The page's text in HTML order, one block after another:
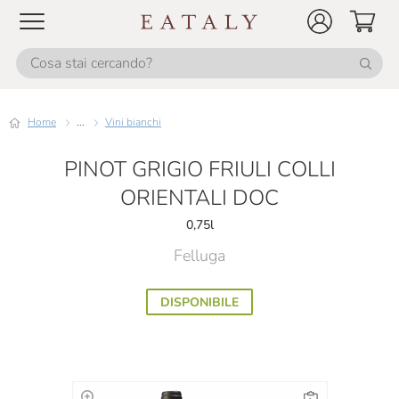
Home ... Vini bianchi
PINOT GRIGIO FRIULI COLLI
ORIENTALI DOC
0,75l
Felluga
DISPONIBILE